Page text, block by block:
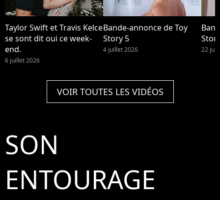
Taylor Swift et Travis Kelce
se sont dit oui ce week-
end.
6 juillet 2026
Bande-annonce de Toy
Story 5
4 juillet 2026 22
VOIR TOUTES LES VIDÉOS
SON
ENTOURAGE